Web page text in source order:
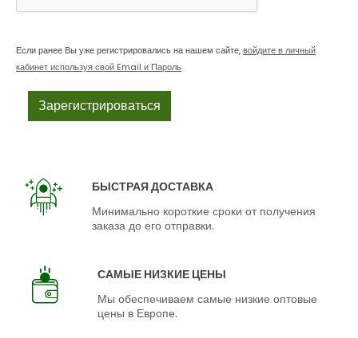
Если ранее Вы уже регистрировались на нашем сайте,войдите в личный
кабинет используя свой Email и Пароль.
БЫСТРАЯ ДОСТАВКА
Минимально короткие сроки от получения
заказа до его отправки.
САМЫЕ НИЗКИЕ ЦЕНЫ
Мы обеспечиваем самые низкие оптовые
цены в Европе.